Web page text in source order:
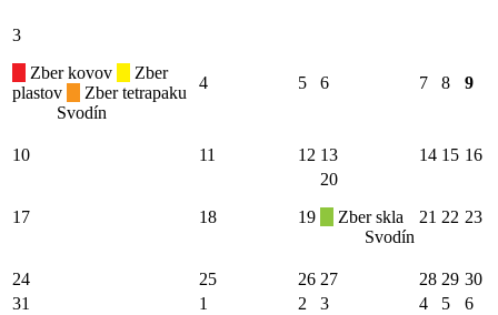
3
Zber kovov
Zber
plastov
Zber tetrapaku
Svodín
4 5 6 7 8 9
10 11 12 13 14 15 16
17 18 19
20
Zber skla
Svodín
21 22 23
24 25 26 27 28 29 30
31
1 2 3 4 5
6